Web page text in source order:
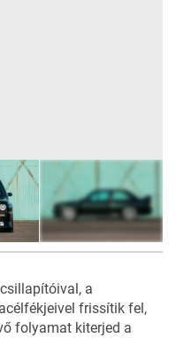
a
frissítik fel,
folyamat kiterjed a